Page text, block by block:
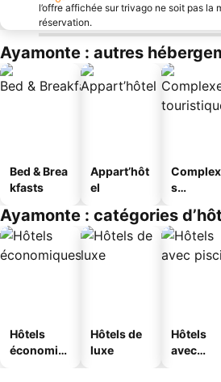
l’offre affichée sur trivago ne soit pas la
réservation.
Ayamonte : autres
Bed & Brea
kfasts
Appart’hôt
el
s
s
Ayamonte : catégories
Hôtels
économiq
Hôtels de
luxe
Hôtels
avec